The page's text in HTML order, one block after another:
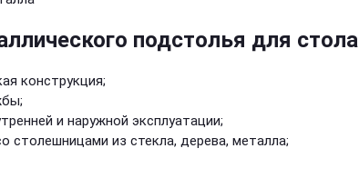
подстолья для стола
конструкция;
и наружной эксплуатации;
столешницами из стекла, дерева, металла;